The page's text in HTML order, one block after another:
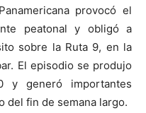
provocó el
peatonal y obligó a
sobre la Ruta 9, en la
El episodio se produjo
generó importantes
del fin de semana largo.